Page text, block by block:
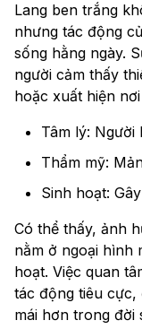
Lang ben trắng
nhưng tác động
sống hằng ngày.
người cảm thấy
hoặc xuất hiện
Tâm lý: Người
Thẩm mỹ:
Sinh hoạt: Gây
Có thể thấy, ảnh
nằm ở ngoại hình
hoạt. Việc quan
tác động tiêu cực,
mái hơn trong đời